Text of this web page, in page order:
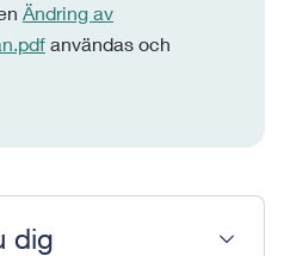
Ändring av
användas och
dig